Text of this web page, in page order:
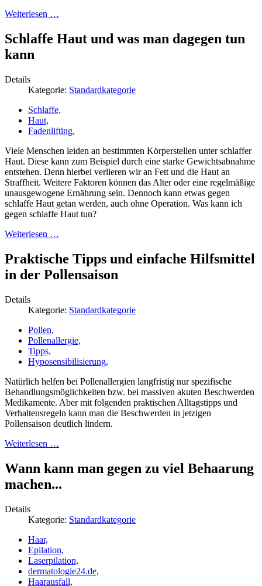
Weiterlesen …
Schlaffe Haut und was man dagegen tun
kann
Details
Kategorie: Standardkategorie
Schlaffe,
Haut,
Fadenlifting,
Viele Menschen leiden an bestimmten Körperstellen unter schlaffer
Haut. Diese kann zum Beispiel durch eine starke Gewichtsabnahme
entstehen. Denn hierbei verlieren wir an Fett und die Haut an
Straffheit. Weitere Faktoren können das Alter oder eine regelmäßige
unausgewogene Ernährung sein. Dennoch kann etwas gegen
schlaffe Haut getan werden, auch ohne Operation. Was kann ich
gegen schlaffe Haut tun?
Weiterlesen …
Praktische Tipps und einfache Hilfsmittel
in der Pollensaison
Details
Kategorie: Standardkategorie
Pollen,
Pollenallergie,
Tipps,
Hyposensibilisierung,
Natürlich helfen bei Pollenallergien langfristig nur spezifische
Behandlungsmöglichkeiten bzw. bei massiven akuten Beschwerden
Medikamente. Aber mit folgenden praktischen Alltagstipps und
Verhaltensregeln kann man die Beschwerden in jetzigen
Pollensaison deutlich lindern.
Weiterlesen …
Wann kann man gegen zu viel Behaarung
machen...
Details
Kategorie: Standardkategorie
Haar,
Epilation,
Laserpilation,
dermatologie24.de,
Haarausfall,